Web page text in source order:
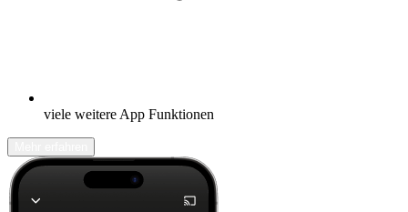
viele weitere App Funktionen